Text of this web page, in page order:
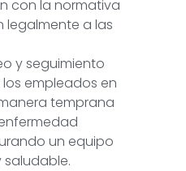
con la normativa
legalmente a las
y seguimiento
empleados en
temprana
un equipo